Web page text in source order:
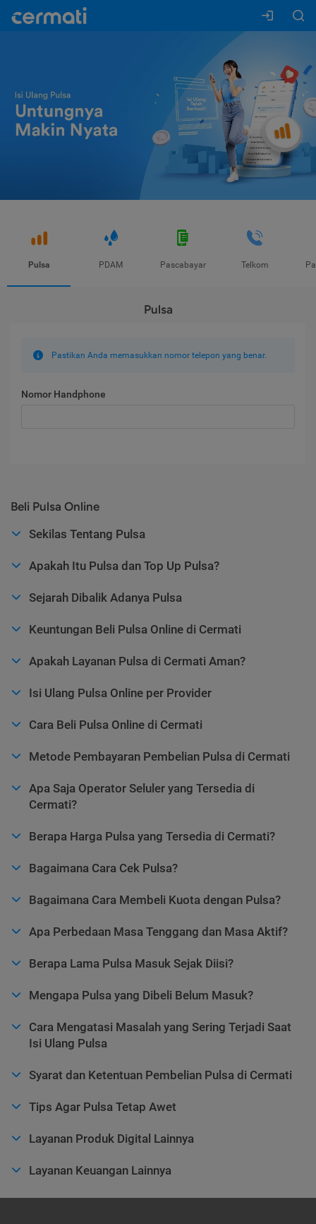
Pulsa PDAM Pascabayar Telkom
Pulsa
Pastikan Anda memasukkan nomor telepon yang benar.
Nomor Handphone
Beli Pulsa Online
Sekilas Tentang Pulsa
Apakah Itu Pulsa dan Top Up Pulsa?
Sejarah Dibalik Adanya Pulsa
Keuntungan Beli Pulsa Online di Cermati
Apakah Layanan Pulsa di Cermati Aman?
Isi Ulang Pulsa Online per Provider
Cara Beli Pulsa Online di Cermati
Metode Pembayaran Pembelian Pulsa di Cermati
Apa Saja Operator Seluler yang Tersedia di
Cermati?
Berapa Harga Pulsa yang Tersedia di Cermati?
Bagaimana Cara Cek Pulsa?
Bagaimana Cara Membeli Kuota dengan Pulsa?
Apa Perbedaan Masa Tenggang dan Masa Aktif?
Berapa Lama Pulsa Masuk Sejak Diisi?
Mengapa Pulsa yang Dibeli Belum Masuk?
Cara Mengatasi Masalah yang Sering Terjadi Saat
Isi Ulang Pulsa
Syarat dan Ketentuan Pembelian Pulsa di Cermati
Tips Agar Pulsa Tetap Awet
Layanan Produk Digital Lainnya
Layanan Keuangan Lainnya